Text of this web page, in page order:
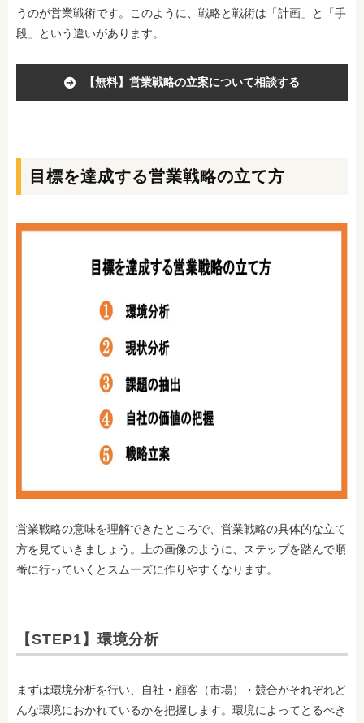
うのが営業戦術です。このように、戦略と戦術は「計画」と「手
段」という違いがあります。
【無料】営業戦略の立案について相談する
目標を達成する営業戦略の立て方
営業戦略の意味を理解できたところで、営業戦略の具体的な立て
方を見ていきましょう。上の画像のように、ステップを踏んで順
番に行っていくとスムーズに作りやすくなります。
【STEP1】環境分析
まずは環境分析を行い、自社・顧客（市場）・競合がそれぞれど
んな環境におかれているかを把握します。環境によってとるべき